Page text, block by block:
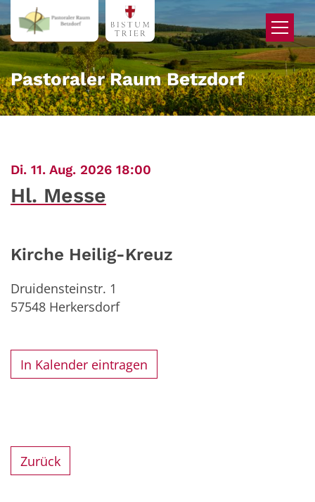
Zum Inhalt springen
Pastoraler Raum Betzdorf
Di. 11. Aug. 2026 18:00
Hl. Messe
Kirche Heilig-Kreuz
Druidensteinstr. 1
57548 Herkersdorf
In Kalender eintragen
Zurück